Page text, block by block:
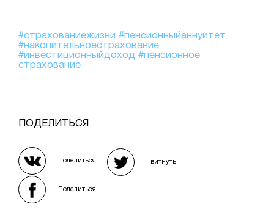
#страхованиежизни #пенсионныйаннуитет
#накопительноестрахование
#инвестиционныйдоход #пенсионное
страхование
ПОДЕЛИТЬСЯ
Поделиться Твитнуть
Поделиться